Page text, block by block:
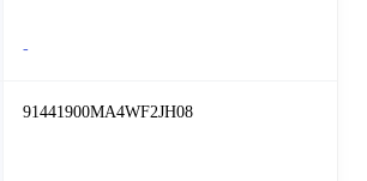
-
91441900MA4WF2JH08